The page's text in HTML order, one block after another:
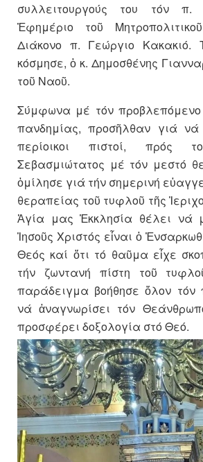
συλλειτουργούς του τόν
Ἐφημέριο τοῦ
Διάκονο π. Γεώργιο Κακακιό.
κόσμησε, ὁ κ. Δημοσθένης
τοῦ Ναοῦ.
Σύμφωνα μέ τόν προβλεπόμενο
πανδημίας, προσῆλθαν γιά νά
περίοικοι πιστοί, πρός
Σεβασμιώτατος μέ τόν μεστό
ὁμίλησε γιά τήν σημερινή
θεραπείας τοῦ τυφλοῦ τῆς
Ἁγία μας Ἐκκλησία θέλει νά
Ἰησοῦς Χριστός εἶναι ὁ
Θεός καί ὅτι τό θαῦμα εἶχε
τήν ζωντανή πίστη τοῦ
παράδειγμα βοήθησε ὅλον τόν
νά ἀναγνωρίσει τόν
προσφέρει δοξολογία στό Θεό.